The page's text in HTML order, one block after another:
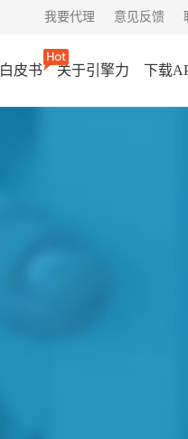
我要代理 意见反馈
白皮书 关于引擎力 下载